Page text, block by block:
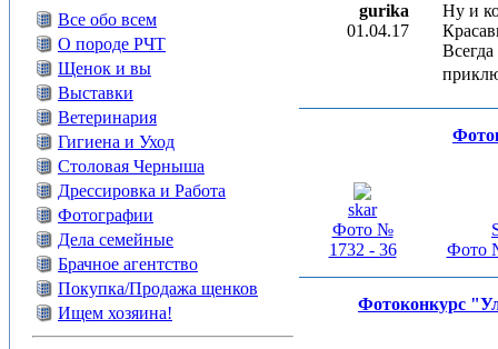
Все обо всем
О породе РЧТ
Щенок и вы
Выставки
Ветеринария
Гигиена и Уход
Столовая Черныша
Дрессировка и Работа
Фотографии
Дела семейные
Брачное агентство
Покупка/Продажа щенков
Ищем хозяина!
gurika
01.04.17
Ну и
skar
Фото №
1732 - 36
Фото
Фотоконкурс